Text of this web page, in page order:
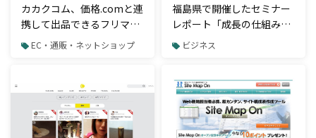
カカクコム、価格.comと連
携して出品できるフリマア
プリ「フリマノ」をリリー
EC・通販・ネットショップ
福島県で開催したセミナー
レポート「成長の仕組み化
～Webマーケティングと最
ビジネス